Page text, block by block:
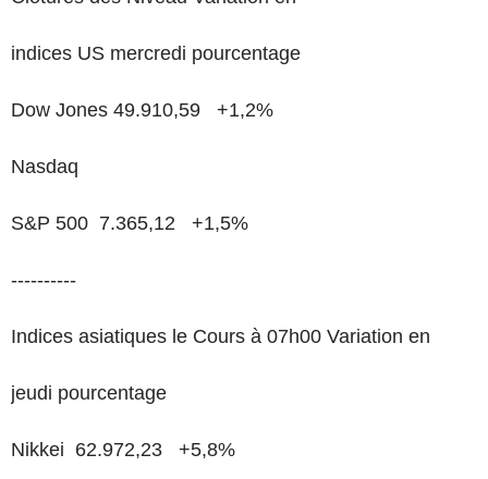
indices US mercredi pourcentage
Dow Jones 49.910,59 +1,2%
Nasdaq
S&P 500 7.365,12 +1,5%
----------
Indices asiatiques le Cours à 07h00 Variation en
jeudi pourcentage
Nikkei 62.972,23 +5,8%